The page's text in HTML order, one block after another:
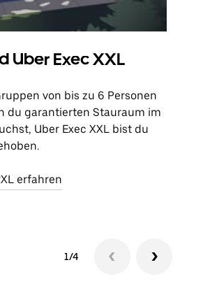
Uber Exec XXL
von bis zu 6 Personen
du garantierten Stauraum im
Uber Exec XXL bist du
erfahren
1/4